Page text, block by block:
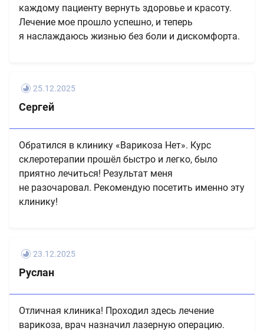
каждому пациенту вернуть здоровье и красоту.
Лечение мое прошло успешно, и теперь
я наслаждаюсь жизнью без боли и дискомфорта.
25.12.2025
Сергей
Обратился в клинику «Варикоза Нет». Курс
склеротерапии прошёл быстро и легко, было
приятно лечиться! Результат меня
не разочаровал. Рекомендую посетить именно эту
клинику!
23.12.2025
Руслан
Отличная клиника! Проходил здесь лечение
варикоза, врач назначил лазерную операцию.